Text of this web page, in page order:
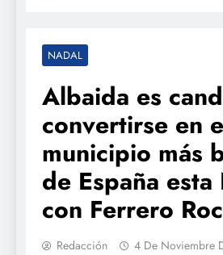
NADAL
Albaida es
convertirse en
municipio más
de España
con Ferrero
Redacción
4 De Noviembre